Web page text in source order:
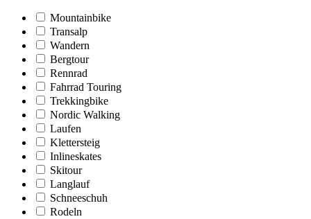
Mountainbike
Transalp
Wandern
Bergtour
Rennrad
Fahrrad Touring
Trekkingbike
Nordic Walking
Laufen
Klettersteig
Inlineskates
Skitour
Langlauf
Schneeschuh
Rodeln